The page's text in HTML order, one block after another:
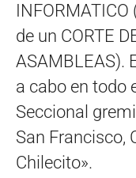
de un CORTE
ASAMBLEAS).
a cabo en todo
Seccional
San Francisco,
Chilecito».